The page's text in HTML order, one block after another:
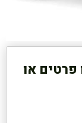
פרטים או